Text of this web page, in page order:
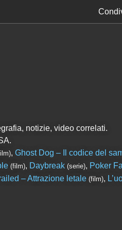
notizie, video correlati.
, Ghost Dog – Il codice del
(film), Daybreak (serie), Poker
– Attrazione letale (film),